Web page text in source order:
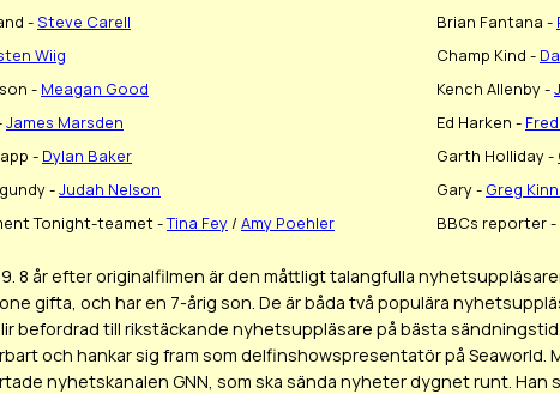
-Steve Carell Brian Fantana -
Wiig Champ Kind -
- Meagan Good Kench Allenby -
James Marsden Ed Harken -
- Dylan Baker Garth Holliday -
-Judah Nelson Gary - Greg
Tonight-teamet -Tina Fey/ Amy Poehler BBCs reporter -
8 år efter originalfilmen är den måttligt talangfulla
gifta, och har en 7-årig son. De är båda två populära
befordrad till rikstäckande nyhetsuppläsare på bästa
och hankar sig fram som delfinshowspresentatör på
nyhetskanalen GNN, som ska sända nyheter dygnet runt. Han